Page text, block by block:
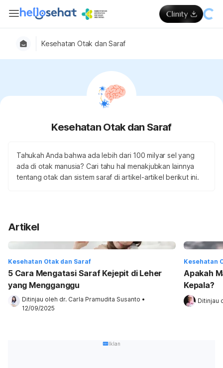
Kesehatan Otak dan Saraf
Kesehatan Otak dan Saraf
Tahukah Anda bahwa ada lebih dari 100 milyar sel yang
ada di otak manusia? Cari tahu hal menakjubkan lainnya
tentang otak dan sistem saraf di artikel-artikel berikut ini.
Artikel
Kesehatan Otak dan Saraf
5 Cara Mengatasi Saraf Kejepit di Leher
yang Mengganggu
Ditinjau oleh dr. Carla Pramudita Susanto •
12/09/2025
Kesehatan
Apakah
Kepala?
Ditinjau
Iklan